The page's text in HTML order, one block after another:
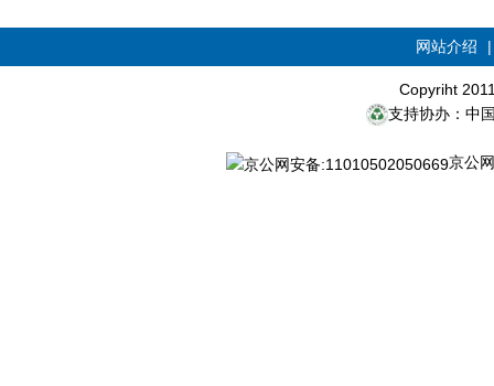
网站介绍
Copyriht
支持协办：中
京公